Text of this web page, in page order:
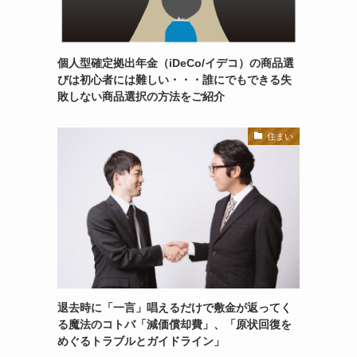
個人型確定拠出年金（iDeCo/イデコ）の商品選
びは初心者には難しい・・・誰にでもできる失
敗しない商品選択の方法をご紹介
住まい
退去時に「一言」唱えるだけで敷金が返ってく
る魔法のコトバ「減価償却費」、「原状回復を
めぐるトラブルとガイドライン」